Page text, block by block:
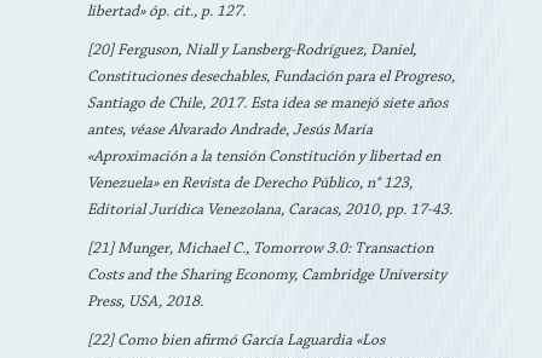
libertad» óp. cit., p. 127.
[20] Ferguson, Niall y Lansberg-Rodríguez, Daniel,
Constituciones desechables, Fundación para el Progreso,
Santiago de Chile, 2017. Esta idea se manejó siete años
antes, véase Alvarado Andrade, Jesús María
«Aproximación a la tensión Constitución y libertad en
Venezuela» en Revista de Derecho Público, n° 123,
Editorial Jurídica Venezolana, Caracas, 2010, pp. 17-43.
[21] Munger, Michael C., Tomorrow 3.0: Transaction
Costs and the Sharing Economy, Cambridge University
Press, USA, 2018.
[22] Como bien afirmó García Laguardia «Los